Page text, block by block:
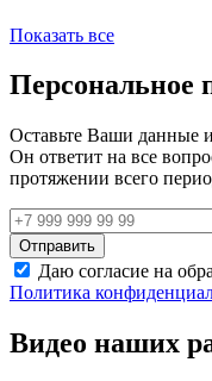
Показать все
Персональное
Оставьте Ваши данные
Он ответит на все
протяжении всего
Даю согласие на
Политика
Видео наших